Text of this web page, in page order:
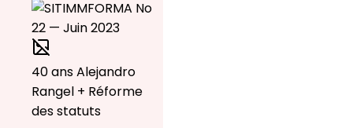
40 ans Alejandro
Rangel + Réforme
des statuts